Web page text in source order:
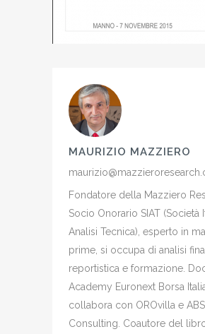
MAURIZIO MAZZIERO
Fondatore della Mazziero
Socio Onorario SIAT (Società
Analisi Tecnica), esperto in
prime, si occupa di analisi
reportistica e formazione.
Academy Euronext Borsa
collabora con OROvilla e ABS
Consulting. Coautore del